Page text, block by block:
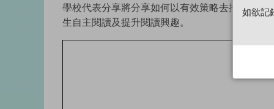
學校代表分享將分享如何以有效策略去推動學
生自主閱讀及提升閱讀興趣。
如欲記